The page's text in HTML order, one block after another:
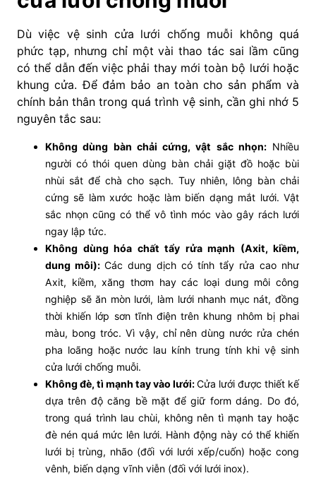
Dù việc vệ sinh cửa lưới chống muỗi không quá
phức tạp, nhưng chỉ một vài thao tác sai lầm cũng
có thể dẫn đến việc phải thay mới toàn bộ lưới hoặc
khung cửa. Để đảm bảo an toàn cho sản phẩm và
chính bản thân trong quá trình vệ sinh, cần ghi nhớ 5
nguyên tắc sau:
Không dùng bàn chải cứng, vật sắc nhọn:Nhiều
người có thói quen dùng bàn chải giặt đồ hoặc bùi
nhùi sắt để chà cho sạch. Tuy nhiên, lông bàn chải
cứng sẽ làm xước hoặc làm biến dạng mắt lưới. Vật
sắc nhọn cũng có thể vô tình móc vào gây rách lưới
ngay lập tức.
Không dùng hóa chất tẩy rửa mạnh (Axit, kiềm,
dung môi): Các dung dịch có tính tẩy rửa cao như
Axit, kiềm, xăng thơm hay các loại dung môi công
nghiệp sẽ ăn mòn lưới, làm lưới nhanh mục nát, đồng
thời khiến lớp sơn tĩnh điện trên khung nhôm bị phai
màu, bong tróc. Vì vậy, chỉ nên dùng nước rửa chén
pha loãng hoặc nước lau kính trung tính khi vệ sinh
cửa lưới chống muỗi.
Không đè, tì mạnh tay vào lưới:Cửa lưới được thiết kế
dựa trên độ căng bề mặt để giữ form dáng. Do đó,
trong quá trình lau chùi, không nên tì mạnh tay hoặc
đè nén quá mức lên lưới. Hành động này có thể khiến
lưới bị trùng, nhão (đối với lưới xếp/cuốn) hoặc cong
vênh, biến dạng vĩnh viễn (đối với lưới inox).